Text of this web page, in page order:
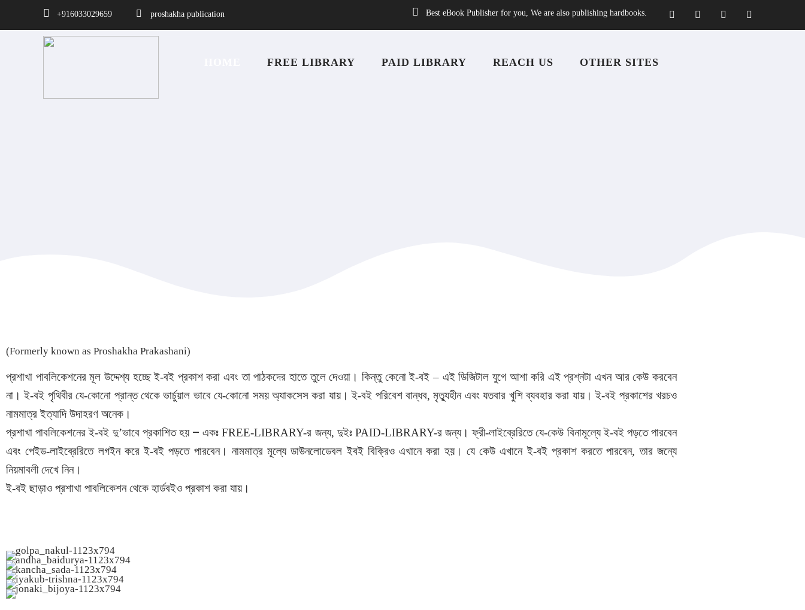
+916033029659 proshakha publication Best eBook Publisher for you, We are also publishing hardbooks.
FREE LIBRARY PAID LIBRARY REACH US OTHER SITES
(Formerly known as Proshakha Prakashani)
প্রশাখা পাবলিকেশনের মূল উদ্দেশ্য হচ্ছে ই-বই প্রকাশ করা এবং তা পাঠকদের হাতে তুলে দেওয়া। কিন্তু কেনো ই-বই – এই ডিজিটাল যুগে আশা করি এই প্রশ্নটা এখন আর কেউ করবেন
না। ই-বই পৃথিবীর যে-কোনো প্রান্ত থেকে ভার্চুয়াল ভাবে যে-কোনো সময় অ্যাকসেস করা যায়। ই-বই পরিবেশ বান্ধব, মৃত্যুহীন এবং যতবার খুশি ব্যবহার করা যায়। ই-বই প্রকাশের খরচও
নামমাত্র ইত্যাদি উদাহরণ অনেক।
প্রশাখা পাবলিকেশনের ই-বই দু’ভাবে প্রকাশিত হয় –একঃ FREE-LIBRARY-র জন্য, দুইঃ PAID-LIBRARY-র জন্য। ফ্রী-লাইব্রেরিতে যে-কেউ বিনামূল্যে ই-বই পড়তে পারবেন
এবং পেইড-লাইব্রেরিতে লগইন করে ই-বই পড়তে পারবেন। নামমাত্র মূল্যে ডাউনলোডেবল ইবই বিক্রিও এখানে করা হয়। যে কেউ এখানে ই-বই প্রকাশ করতে পারবেন, তার জন্যে
নিয়মাবলী দেখে নিন।
ই-বই ছাড়াও প্রশাখা পাবলিকেশন থেকে হার্ডবইও প্রকাশ করা যায়।